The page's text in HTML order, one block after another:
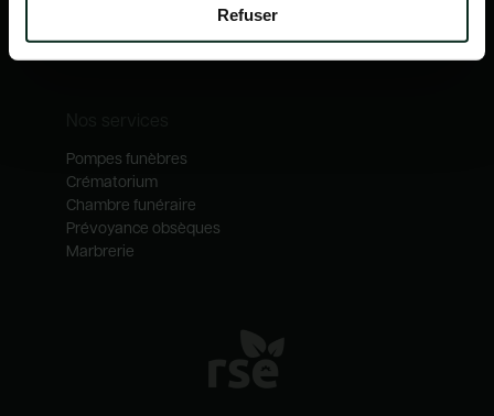
Refuser
Nos métiers
Pompes funèbres
Crématorium
Chambre funéraire
Prévoyance obsèques
Marbrerie